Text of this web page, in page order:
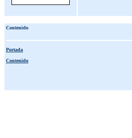
Contenido
Portada
Contenido